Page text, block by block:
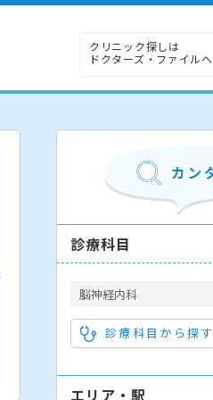
クリニック探しは
ドクターズ・ファイルへ
診療科目
脳神経内科
診療科目から探す
エリア・駅